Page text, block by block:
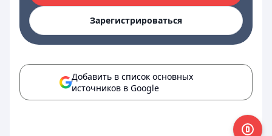
Зарегистрироваться
Добавить в список основных
источников в Google